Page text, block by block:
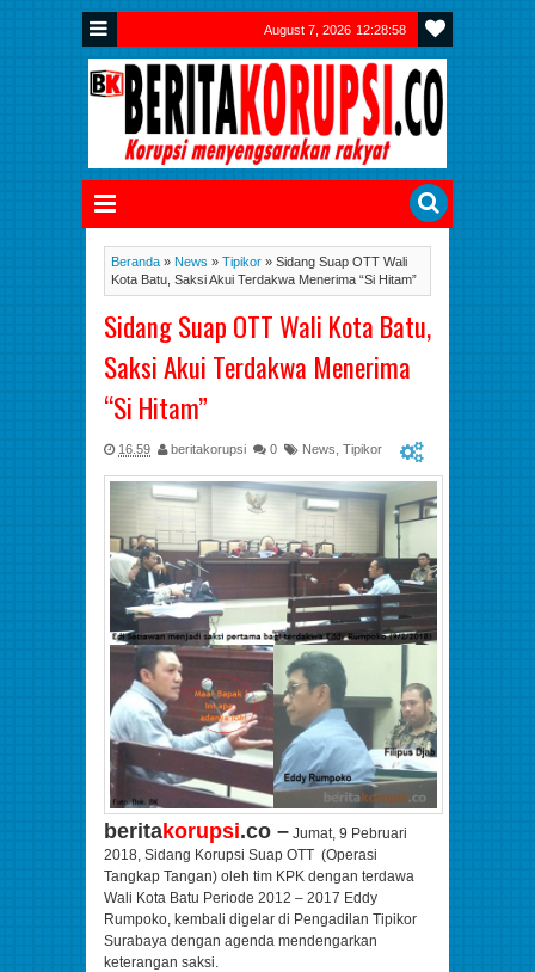
August 7, 2026 12:29:00
Beranda » News » Tipikor » Sidang Suap OTT Wali
Kota Batu, Saksi Akui Terdakwa Menerima “Si Hitam”
Sidang Suap OTT Wali Kota Batu,
Saksi Akui Terdakwa Menerima
“Si Hitam”
16.59 beritakorupsi 0 News Tipikor
beritakorupsi.co – Jumat, 9 Pebruari
2018, Sidang Korupsi Suap OTT (Operasi
Tangkap Tangan) oleh tim KPK dengan terdawa
Wali Kota Batu Periode 2012 – 2017 Eddy
Rumpoko, kembali digelar di Pengadilan Tipikor
Surabaya dengan agenda mendengarkan
keterangan saksi.